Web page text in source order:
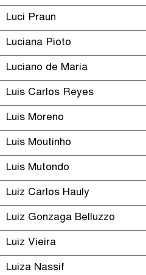
Luci Praun
Luciana Pioto
Luciano de Maria
Luis Carlos Reyes
Luis Moreno
Luis Moutinho
Luis Mutondo
Luiz Carlos Hauly
Luiz Gonzaga Belluzzo
Luiz Vieira
Luiza Nassif